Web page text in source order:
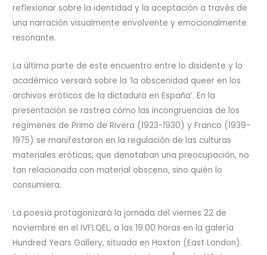
reflexionar sobre la identidad y la aceptación a través de
una narración visualmente envolvente y emocionalmente
resonante.
La última parte de este encuentro entre lo disidente y lo
académico versará sobre la ‘la obscenidad queer en los
archivos eróticos de la dictadura en España’. En la
presentación se rastrea cómo las incongruencias de los
regímenes de Primo de Rivera (1923-1930) y Franco (1939-
1975) se manifestaron en la regulación de las culturas
materiales eróticas, que denotaban una preocupación, no
tan relacionada con material obsceno, sino quién lo
consumiera.
La poesía protagonizará la jornada del viernes 22 de
noviembre en el IVFLQEL, a las 19.00 horas en la galería
Hundred Years Gallery, situada en Hoxton (East London).